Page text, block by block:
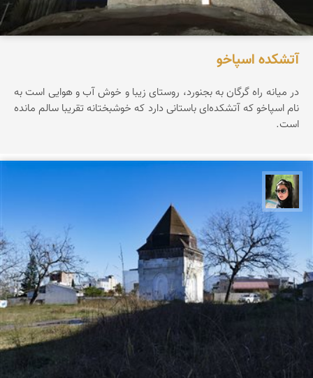
آتشکده اسپاخو
در میانه راه گرگان به بجنورد، روستای زیبا و خوش آب و هوایی است به
نام اسپاخو که آتشکده‌ای باستانی دارد که خوشبختانه تقریبا سالم مانده
است.